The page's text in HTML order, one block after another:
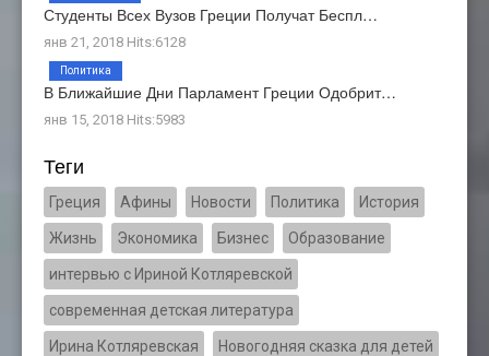
Студенты Всех Вузов Греции Получат Беспл…
янв 21, 2018 Hits:6128
В Ближайшие Дни Парламент Греции Одобрит…
янв 15, 2018 Hits:5983
Политика
Теги
Греция Афины Новости Политика История
Жизнь Экономика Бизнес Образование
интервью с Ириной Котляревской
современная детская литература
Ирина Котляревская Новогодняя сказка для детей